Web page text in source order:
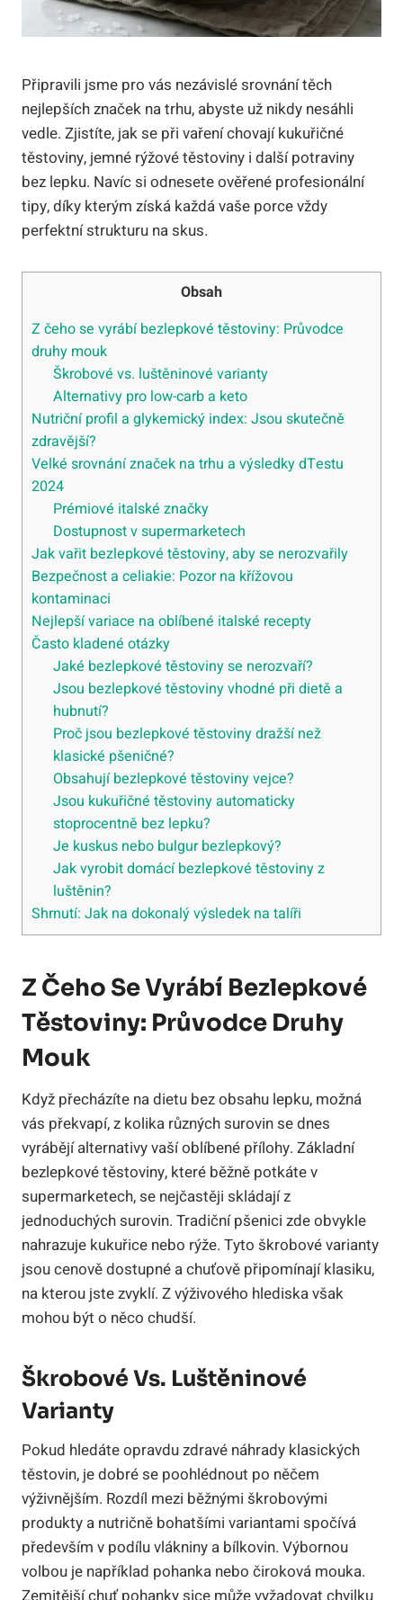
Připravili jsme pro vás nezávislé srovnání těch
nejlepších značek na trhu, abyste už nikdy nesáhli
vedle. Zjistíte, jak se při vaření chovají kukuřičné
těstoviny, jemné rýžové těstoviny i další potraviny
bez lepku. Navíc si odnesete ověřené profesionální
tipy, díky kterým získá každá vaše porce vždy
perfektní strukturu na skus.
Obsah
Z čeho se vyrábí bezlepkové těstoviny: Průvodce
druhy mouk
Škrobové vs. luštěninové varianty
Alternativy pro low-carb a keto
Nutriční profil a glykemický index: Jsou skutečně
zdravější?
Velké srovnání značek na trhu a výsledky dTestu
2024
Prémiové italské značky
Dostupnost v supermarketech
Jak vařit bezlepkové těstoviny, aby se nerozvařily
Bezpečnost a celiakie: Pozor na křížovou
kontaminaci
Nejlepší variace na oblíbené italské recepty
Často kladené otázky
Jaké bezlepkové těstoviny se nerozvaří?
Jsou bezlepkové těstoviny vhodné při dietě a
hubnutí?
Proč jsou bezlepkové těstoviny dražší než
klasické pšeničné?
Obsahují bezlepkové těstoviny vejce?
Jsou kukuřičné těstoviny automaticky
stoprocentně bez lepku?
Je kuskus nebo bulgur bezlepkový?
Jak vyrobit domácí bezlepkové těstoviny z
luštěnin?
Shrnutí: Jak na dokonalý výsledek na talíři
Z Čeho Se Vyrábí Bezlepkové
Těstoviny: Průvodce Druhy
Mouk
Když přecházíte na dietu bez obsahu lepku, možná
vás překvapí, z kolika různých surovin se dnes
vyrábějí alternativy vaší oblíbené přílohy. Základní
bezlepkové těstoviny, které běžně potkáte v
supermarketech, se nejčastěji skládají z
jednoduchých surovin. Tradiční pšenici zde obvykle
nahrazuje kukuřice nebo rýže. Tyto škrobové varianty
jsou cenově dostupné a chuťově připomínají klasiku,
na kterou jste zvyklí. Z výživového hlediska však
mohou být o něco chudší.
Škrobové Vs. Luštěninové
Varianty
Pokud hledáte opravdu zdravé náhrady klasických
těstovin, je dobré se poohlédnout po něčem
výživnějším. Rozdíl mezi běžnými škrobovými
produkty a nutričně bohatšími variantami spočívá
především v podílu vlákniny a bílkovin. Výbornou
volbou je například pohanka nebo čiroková mouka.